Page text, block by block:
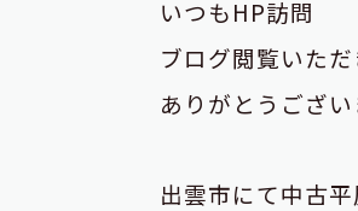
いつもHP訪問
ブログ閲覧いただ
ありがとうござい
出雲市にて中古